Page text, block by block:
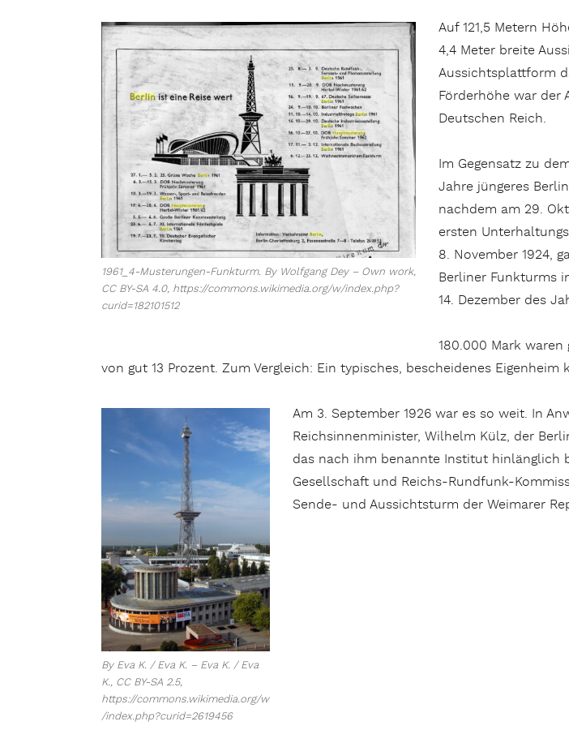
1961_4-Musterungen-Funkturm. By Wolfgang Dey – Own work,
CC BY-SA 4.0, https://commons.wikimedia.org/w/index.php?
curid=182101512
Auf 121,5 Metern
4,4 Meter breite
Aussichtsplattform
Förderhöhe war der
Deutschen Reich.
Im Gegensatz zu
Jahre jüngeres
nachdem am 29.
ersten
8. November 1924,
Berliner Funkturms
14. Dezember des
180.000 Mark
von gut 13 Prozent. Zum Vergleich: Ein typisches, bescheidenes
By Eva K. / Eva K. – Eva K. / Eva
K., CC BY-SA 2.5,
https://commons.wikimedia.org/w
/index.php?curid=2619456
Am 3. September 1926 war es so weit. In
Reichsinnenminister, Wilhelm Külz, der
das nach ihm benannte Institut hinlänglich
Gesellschaft und Reichs-Rundfunk-
Sende- und Aussichtsturm der Weimarer